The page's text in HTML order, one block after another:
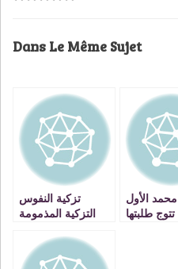
Dans Le Même Sujet
تزكية النفوس
التزكية المذمومة
مغفرة الخطايا
الأول
طلبتها